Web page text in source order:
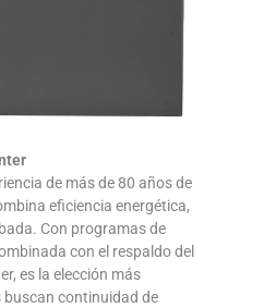
de más de 80 años de
eficiencia energética,
Con programas de
con el respaldo del
es la elección más
buscan continuidad de